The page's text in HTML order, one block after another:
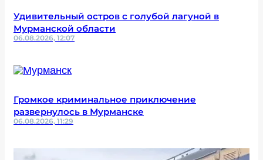
Удивительный остров с голубой лагуной в
Мурманской области
06.08.2026, 12:07
Громкое криминальное приключение
развернулось в Мурманске
06.08.2026, 11:29